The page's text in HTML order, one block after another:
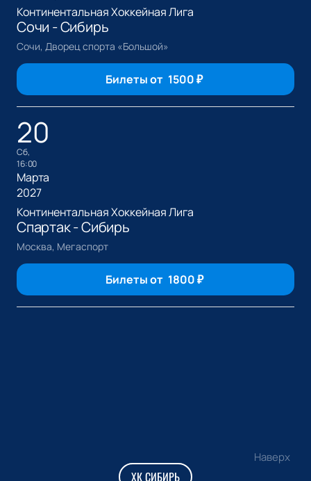
Континентальная Хоккейная Лига
Сочи - Сибирь
Сочи, Дворец спорта «Большой»
Билеты от 1500₽
20
сб,
16:00
Марта
2027
Континентальная Хоккейная Лига
Спартак - Сибирь
Москва, Мегаспорт
Билеты от 1800₽
Наверх
ХК СИБИРЬ